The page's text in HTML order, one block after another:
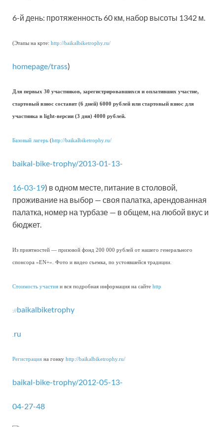
6-й день: протяженность 60 км, набор высоты 1342 м.
(Этапы на крте: http://baikalbiketrophy.ru/
homepage/trass)
Для первых 30 участников, зарегистрировавшихся и оплативших участие,
стартовый взнос составит (6 дней) 6000 рублей или стартовый взнос для
участника в light-версии (3 дня) 4000 рублей.
Базовый лагерь (http://baikalbiketrophy.ru/
baikal-bike-trophy/2013-01-13-
16-03-19) в одном месте, питание в столовой,
проживание на выбор — своя палатка, арендованная
палатка, номер на турбазе — в общем, на любой вкус и
бюджет.
Из приятностей — призовой фонд 200 000 рублей от нашего генерального
спонсора «EN+». Фото и видео съемка, по устоявшейся традиции.
Стоимость участия и вся подробная информация на сайте http
://baikalbiketrophy
ru
Регистрация на гонку http://baikalbiketrophy.ru/
baikal-bike-trophy/2012-05-13-
04-27-48